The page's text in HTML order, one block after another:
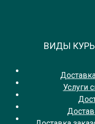
ВИДЫ
Услуги